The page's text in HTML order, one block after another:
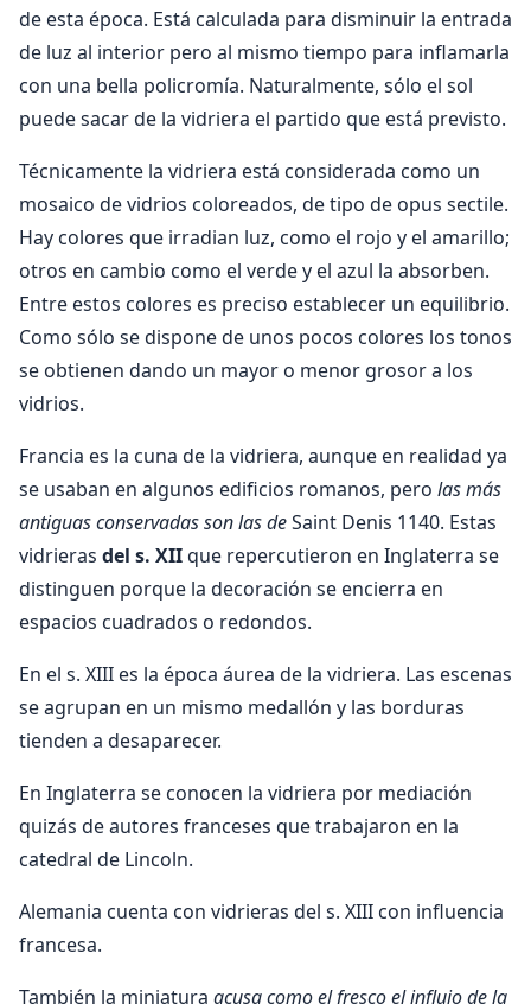
de esta época. Está calculada para disminuir la entrada
de luz al interior pero al mismo tiempo para inflamarla
con una bella policromía. Naturalmente, sólo el sol
puede sacar de la vidriera el partido que está previsto.
Técnicamente la vidriera está considerada como un
mosaico de vidrios coloreados, de tipo de opus sectile.
Hay colores que irradian luz, como el rojo y el amarillo;
otros en cambio como el verde y el azul la absorben.
Entre estos colores es preciso establecer un equilibrio.
Como sólo se dispone de unos pocos colores los tonos
se obtienen dando un mayor o menor grosor a los
vidrios.
Francia es la cuna de la vidriera, aunque en realidad ya
se usaban en algunos edificios romanos, pero las más
antiguas conservadas son las deSaint Denis 1140. Estas
vidrieras del s. XIIque repercutieron en Inglaterra se
distinguen porque la decoración se encierra en
espacios cuadrados o redondos.
En el s. XIII es la época áurea de la vidriera. Las escenas
se agrupan en un mismo medallón y las borduras
tienden a desaparecer.
En Inglaterra se conocen la vidriera por mediación
quizás de autores franceses que trabajaron en la
catedral de Lincoln.
Alemania cuenta con vidrieras del s. XIII con influencia
francesa.
También la miniatura acusa como el fresco el influjo de la